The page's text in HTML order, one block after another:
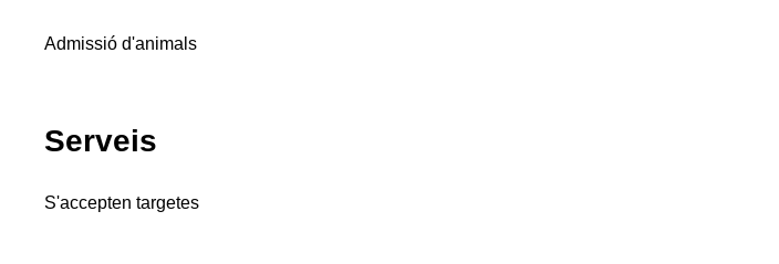
Admissió d'animals
Serveis
S'accepten targetes